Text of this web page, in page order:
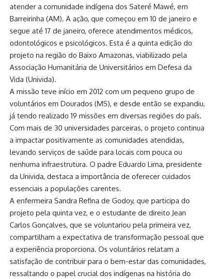
atender a comunidade indígena dos Sateré Mawé, em
Barreirinha (AM). A ação, que começou em 10 de janeiro e
segue até 17 de janeiro, oferece atendimentos médicos,
odontológicos e psicológicos. Esta é a quinta edição do
projeto na região do Baixo Amazonas, viabilizado pela
Associação Humanitária de Universitários em Defesa da
Vida (Univida).
A missão teve início em 2012 com um pequeno grupo de
voluntários em Dourados (MS), e desde então se expandiu,
já tendo realizado 19 missões em diversas regiões do país.
Com mais de 30 universidades parceiras, o projeto continua
a impactar positivamente as comunidades atendidas,
levando serviços de saúde para locais com pouca ou
nenhuma infraestrutura. O padre Eduardo Lima, presidente
da Univida, destaca a importância de oferecer cuidados
essenciais a populações carentes.
A enfermeira Sandra Refina de Godoy, que participa do
projeto pela quinta vez, e o estudante de direito Jean
Carlos Gonçalves, que se voluntariou pela primeira vez,
compartilham a expectativa de transformação pessoal que
a experiência proporciona. Os voluntários relatam a
satisfação de contribuir para o bem-estar das comunidades,
ressaltando o papel crucial dos indígenas na história do